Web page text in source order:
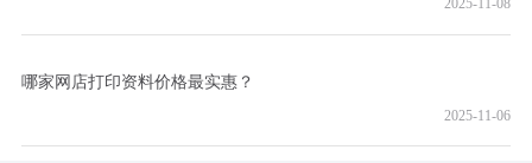
2025-11-08
哪家网店打印资料价格最实惠？
2025-11-06